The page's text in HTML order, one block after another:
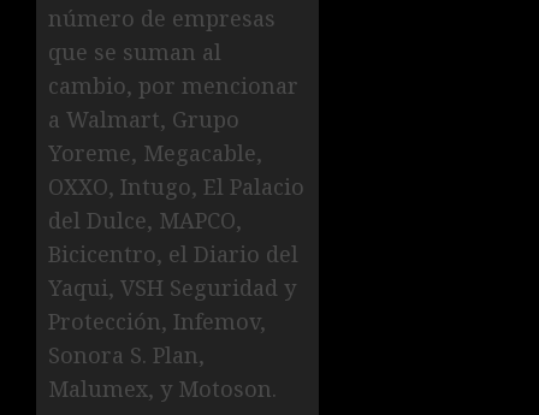
número de empresas
que se suman al
cambio, por mencionar
a Walmart, Grupo
Yoreme, Megacable,
OXXO, Intugo, El Palacio
del Dulce, MAPCO,
Bicicentro, el Diario del
Yaqui, VSH Seguridad y
Protección, Infemov,
Sonora S. Plan,
Malumex, y Motoson.